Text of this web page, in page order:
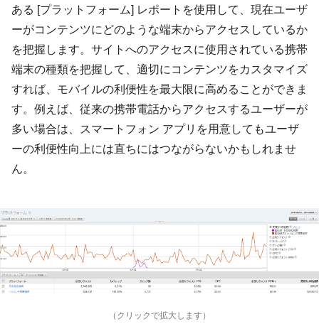
ある [プラットフォーム] レポートを使用して、現在ユーザ
ーがコンテンツにどのような端末からアクセスしているか
を把握します。サイトへのアクセスに使用されている携帯
端末の種類を把握して、適切にコンテンツをカスタマイズ
すれば、モバイルの利便性を最大限に高めることができま
す。例えば、従来の携帯電話からアクセスするユーザーが
多い場合は、スマートフォン アプリを用意してもユーザ
ーの利便性向上には直ちにはつながらないかもしれませ
ん。
（クリックで拡大します）